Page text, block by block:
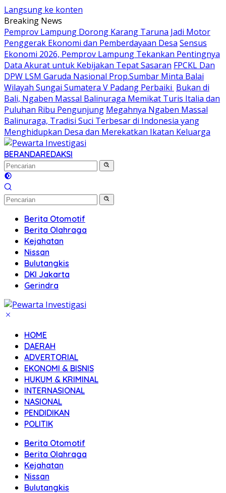
Langsung ke konten
Breaking News
Pemprov Lampung Dorong Karang Taruna Jadi Motor
Penggerak Ekonomi dan Pemberdayaan Desa Sensus
Ekonomi 2026, Pemprov Lampung Tekankan Pentingnya
Data Akurat untuk Kebijakan Tepat Sasaran FPCKL Dan
DPW LSM Garuda Nasional Prop.Sumbar Minta Balai
Wilayah Sungai Sumatera V Padang Perbaiki Bukan di
Bali, Ngaben Massal Balinuraga Memikat Turis Italia dan
Puluhan Ribu Pengunjung Megahnya Ngaben Massal
Balinuraga, Tradisi Suci Terbesar di Indonesia yang
Menghidupkan Desa dan Merekatkan Ikatan Keluarga
BERANDAREDAKSI
Berita Otomotif
Berita Olahraga
Kejahatan
Nissan
Bulutangkis
DKI Jakarta
Gerindra
HOME
DAERAH
ADVERTORIAL
EKONOMI & BISNIS
HUKUM & KRIMINAL
INTERNASIONAL
NASIONAL
PENDIDIKAN
POLITIK
Berita Otomotif
Berita Olahraga
Kejahatan
Nissan
Bulutangkis